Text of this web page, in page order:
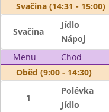
Svačina (14:31 - 15:00)
Svačina
Jídlo
Nápoj
Menu
Chod
Oběd (9:00 - 14:30)
1
Polévka
Jídlo